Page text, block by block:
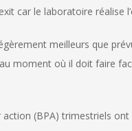
car le laboratoire réalise
meilleurs que
moment où il doit faire
(BPA) trimestriels